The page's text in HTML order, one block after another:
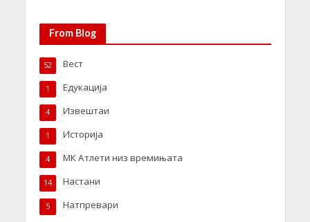
From Blog
Вест
52
Едукација
1
Извештаи
4
Историја
1
МК Атлети низ времињата
4
Настани
14
Натпревари
5